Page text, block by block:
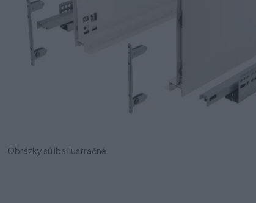
Obrázky sú iba ilustračné